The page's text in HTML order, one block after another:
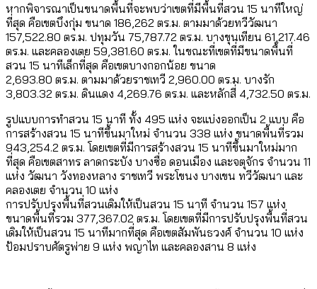
หากพิจารณาเป็นขนาดพื้นที่จะพบว่าเขตที่มีพื้นที่สวน 15 นาทีใหญ่
ที่สุด คือเขตบึงกุ่ม ขนาด 186,262 ตร.ม. ตามมาด้วยทวีวัฒนา
157,522.80 ตร.ม. ปทุมวัน 75,787.72 ตร.ม. บางขุนเทียน 61,217.46
ตร.ม. และคลองเตย 59,381.60 ตร.ม. ในขณะที่เขตที่มีขนาดพื้นที่
สวน 15 นาทีเล็กที่สุด คือเขตบางกอกน้อย ขนาด
2,693.80 ตร.ม. ตามมาด้วยราชเทวี 2,960.00 ตร.ม. บางรัก
3,803.32 ตร.ม. ดินแดง 4,269.76 ตร.ม. และหลักสี่ 4,732.50 ตร.ม.
รูปแบบการทำสวน 15 นาที ทั้ง 495 แห่ง จะแบ่งออกเป็น 2 แบบ คือ
การสร้างสวน 15 นาทีขึ้นมาใหม่ จำนวน 338 แห่ง ขนาดพื้นที่รวม
943,254.2 ตร.ม. โดยเขตที่มีการสร้างสวน 15 นาทีขึ้นมาใหม่มาก
ที่สุด คือเขตสาทร ลาดกระบัง บางซื่อ ดอนเมือง และจตุจักร จำนวน 11
แห่ง วัฒนา วังทองหลาง ราชเทวี พระโขนง บางเขน ทวีวัฒนา และ
คลองเตย จำนวน 10 แห่ง
การปรับปรุงพื้นที่สวนเดิมให้เป็นสวน 15 นาที จำนวน 157 แห่ง
ขนาดพื้นที่รวม 377,367.02 ตร.ม. โดยเขตที่มีการปรับปรุงพื้นที่สวน
เดิมให้เป็นสวน 15 นาทีมากที่สุด คือเขตสัมพันธวงศ์ จำนวน 10 แห่ง
ป้อมปราบศัตรูพ่าย 9 แห่ง พญาไท และคลองสาน 8 แห่ง